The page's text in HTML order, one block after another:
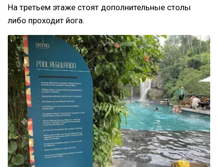
На третьем этаже стоят дополнительные столы
либо проходит йога.